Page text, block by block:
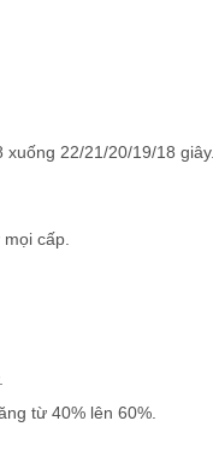
22/21/20/19/18 giây.
cấp.
từ 40% lên 60%.